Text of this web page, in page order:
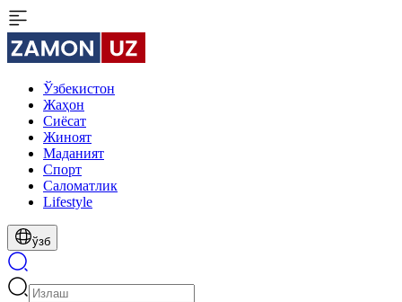
Ўзбекистон
Жаҳон
Сиёсат
Жиноят
Маданият
Спорт
Cаломатлик
Lifestyle
ўзб